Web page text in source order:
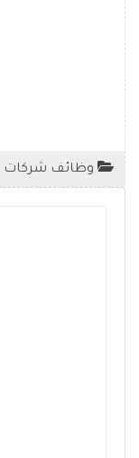
وظائف شركات